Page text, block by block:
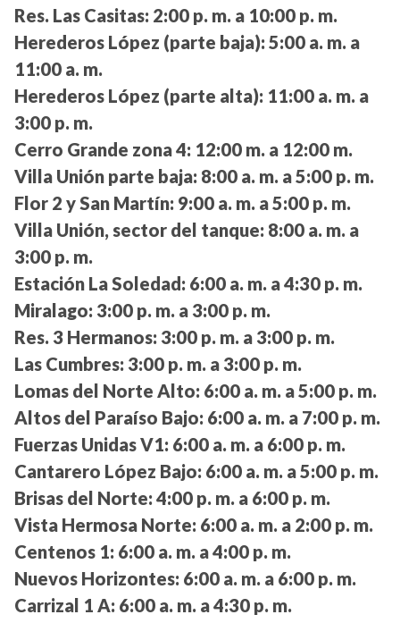
Res. Las Casitas: 2:00 p. m. a 10:00 p. m.
Herederos López (parte baja): 5:00 a. m. a
11:00 a. m.
Herederos López (parte alta): 11:00 a. m. a
3:00 p. m.
Cerro Grande zona 4: 12:00 m. a 12:00 m.
Villa Unión parte baja: 8:00 a. m. a 5:00 p. m.
Flor 2 y San Martín: 9:00 a. m. a 5:00 p. m.
Villa Unión, sector del tanque: 8:00 a. m. a
3:00 p. m.
Estación La Soledad: 6:00 a. m. a 4:30 p. m.
Miralago: 3:00 p. m. a 3:00 p. m.
Res. 3 Hermanos: 3:00 p. m. a 3:00 p. m.
Las Cumbres: 3:00 p. m. a 3:00 p. m.
Lomas del Norte Alto: 6:00 a. m. a 5:00 p. m.
Altos del Paraíso Bajo: 6:00 a. m. a 7:00 p. m.
Fuerzas Unidas V1: 6:00 a. m. a 6:00 p. m.
Cantarero López Bajo: 6:00 a. m. a 5:00 p. m.
Brisas del Norte: 4:00 p. m. a 6:00 p. m.
Vista Hermosa Norte: 6:00 a. m. a 2:00 p. m.
Centenos 1: 6:00 a. m. a 4:00 p. m.
Nuevos Horizontes: 6:00 a. m. a 6:00 p. m.
Carrizal 1 A: 6:00 a. m. a 4:30 p. m.